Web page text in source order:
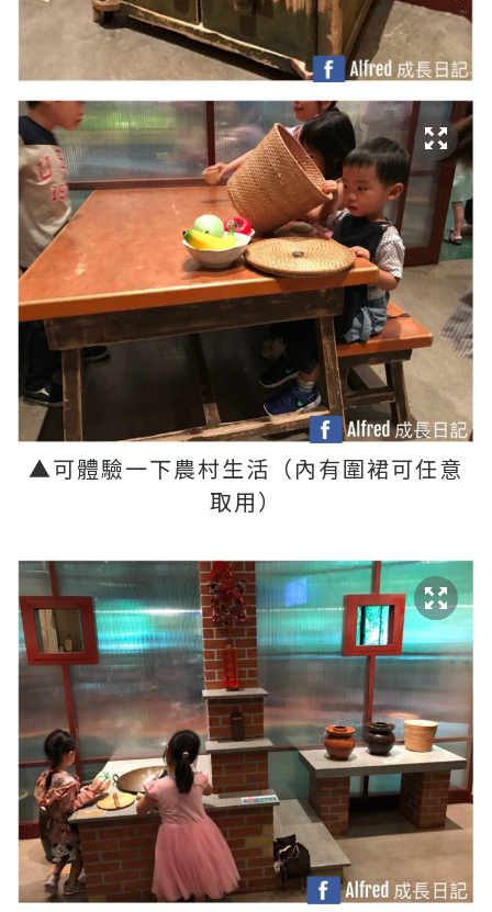
▲可體驗一下農村生活（內有圍裙可任意
取用）